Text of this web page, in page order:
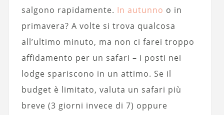
salgono rapidamente. In autunno o in
primavera? A volte si trova qualcosa
all’ultimo minuto, ma non ci farei troppo
affidamento per un safari – i posti nei
lodge spariscono in un attimo. Se il
budget è limitato, valuta un safari più
breve (3 giorni invece di 7) oppure